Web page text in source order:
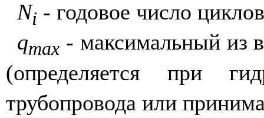
Ni - годовое число
qmax- максимальный из
(определяется при
трубопровода или